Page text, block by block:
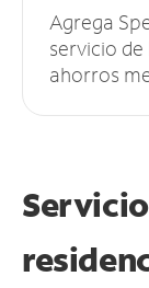
Agrega
servicio
ahorros